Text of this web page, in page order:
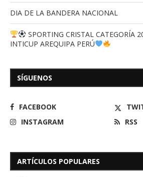
DIA DE LA BANDERA NACIONAL
SPORTING CRISTAL CATEGORÍA
INTICUP AREQUIPA PERÚ
SÍGUENOS
FACEBOOK
INSTAGRAM
RSS
ARTÍCULOS POPULARES